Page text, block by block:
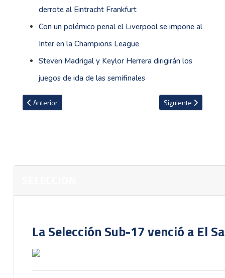
derrote al Eintracht Frankfurt
Con un polémico penal el Liverpool se impone al
Inter en la Champions League
Steven Madrigal y Keylor Herrera dirigirán los
juegos de ida de las semifinales
Artículo anterior: Fedefútbol confirma salida de Ignacio Hierro
Anterior Artículo siguiente:
Siguiente
La Selección Sub-17 venció a El